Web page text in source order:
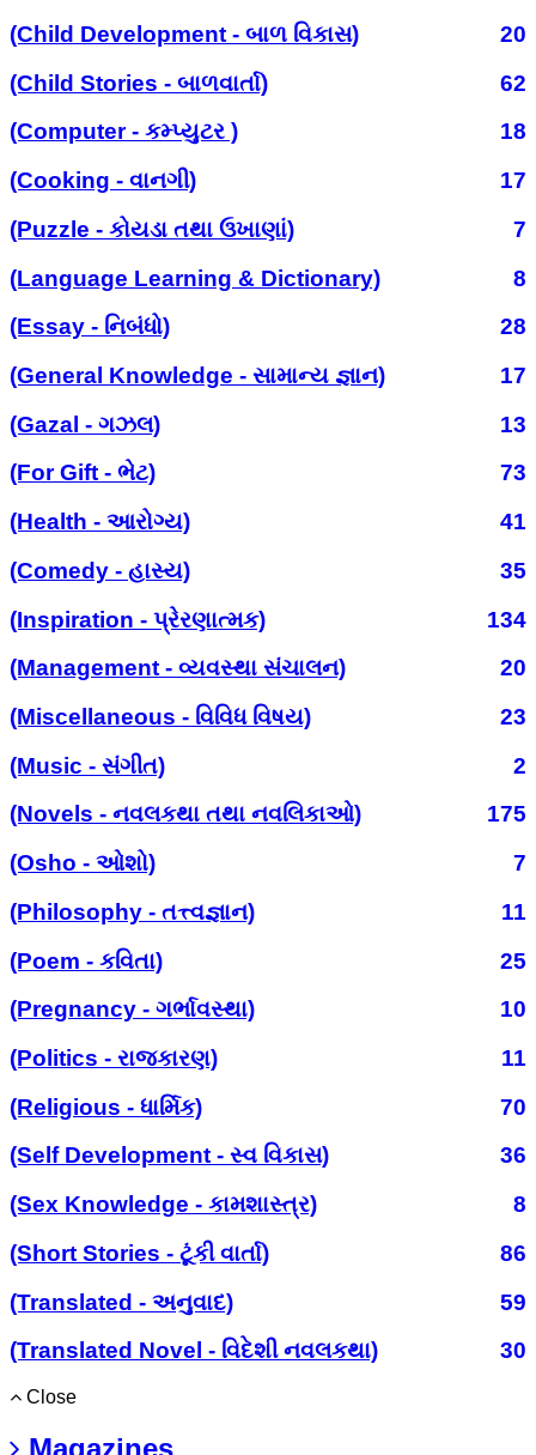
(Child Development - બાળ વિકાસ)
20
(Child Stories - બાળવાર્તા)
62
(Computer - કમ્પ્યુટર )
18
(Cooking - વાનગી)
17
(Puzzle - કોયડા તથા ઉખાણાં)
7
(Language Learning & Dictionary)
8
(Essay - નિબંધો)
28
(General Knowledge - સામાન્ય જ્ઞાન)
17
(Gazal - ગઝલ)
13
(For Gift - ભેટ)
73
(Health - આરોગ્ય)
41
(Comedy - હાસ્ય)
35
(Inspiration - પ્રેરણાત્મક)
134
(Management - વ્યવસ્થા સંચાલન)
20
(Miscellaneous - વિવિધ વિષય)
23
(Music - સંગીત)
2
(Novels - નવલકથા તથા નવલિકાઓ)
175
(Osho - ઓશો)
7
(Philosophy - તત્ત્વજ્ઞાન)
11
(Poem - કવિતા)
25
(Pregnancy - ગર્ભાવસ્થા)
10
(Politics - રાજકારણ)
11
(Religious - ધાર્મિક)
70
(Self Development - સ્વ વિકાસ)
36
(Sex Knowledge - કામશાસ્ત્ર)
8
(Short Stories - ટૂંકી વાર્તા)
86
(Translated - અનુવાદ)
59
(Translated Novel - વિદેશી નવલકથા)
30
Close
Magazines